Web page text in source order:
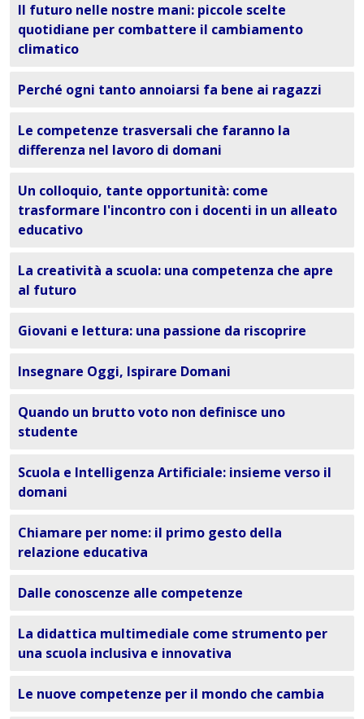
Il futuro nelle nostre mani: piccole scelte
quotidiane per combattere il cambiamento
climatico
Perché ogni tanto annoiarsi fa bene ai ragazzi
Le competenze trasversali che faranno la
differenza nel lavoro di domani
Un colloquio, tante opportunità: come
trasformare l'incontro con i docenti in un alleato
educativo
La creatività a scuola: una competenza che apre
al futuro
Giovani e lettura: una passione da riscoprire
Insegnare Oggi, Ispirare Domani
Quando un brutto voto non definisce uno
studente
Scuola e Intelligenza Artificiale: insieme verso il
domani
Chiamare per nome: il primo gesto della
relazione educativa
Dalle conoscenze alle competenze
La didattica multimediale come strumento per
una scuola inclusiva e innovativa
Le nuove competenze per il mondo che cambia